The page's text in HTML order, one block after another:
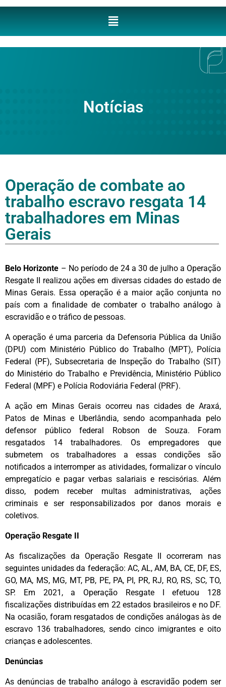
Notícias
Operação de combate ao
trabalho escravo resgata 14
trabalhadores em Minas
Gerais
Belo Horizonte – No período de 24 a 30 de julho a Operação
Resgate II realizou ações em diversas cidades do estado de
Minas Gerais. Essa operação é a maior ação conjunta no
país com a finalidade de combater o trabalho análogo à
escravidão e o tráfico de pessoas.
A operação é uma parceria da Defensoria Pública da União
(DPU) com Ministério Público do Trabalho (MPT), Polícia
Federal (PF), Subsecretaria de Inspeção do Trabalho (SIT)
do Ministério do Trabalho e Previdência, Ministério Público
Federal (MPF) e Polícia Rodoviária Federal (PRF).
A ação em Minas Gerais ocorreu nas cidades de Araxá,
Patos de Minas e Uberlândia, sendo acompanhada pelo
defensor público federal Robson de Souza. Foram
resgatados 14 trabalhadores. Os empregadores que
submetem os trabalhadores a essas condições são
notificados a interromper as atividades, formalizar o vínculo
empregatício e pagar verbas salariais e rescisórias. Além
disso, podem receber multas administrativas, ações
criminais e ser responsabilizados por danos morais e
coletivos.
Operação Resgate II
As fiscalizações da Operação Resgate II ocorreram nas
seguintes unidades da federação: AC, AL, AM, BA, CE, DF, ES,
GO, MA, MS, MG, MT, PB, PE, PA, PI, PR, RJ, RO, RS, SC, TO,
SP. Em 2021, a Operação Resgate I efetuou 128
fiscalizações distribuídas em 22 estados brasileiros e no DF.
Na ocasião, foram resgatados de condições análogas às de
escravo 136 trabalhadores, sendo cinco imigrantes e oito
crianças e adolescentes.
Denúncias
As denúncias de trabalho análogo à escravidão podem ser